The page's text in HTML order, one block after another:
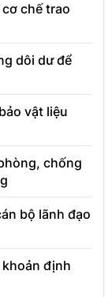
chế trao
dôi dư để
vật liệu
chống
bộ lãnh đạo
định